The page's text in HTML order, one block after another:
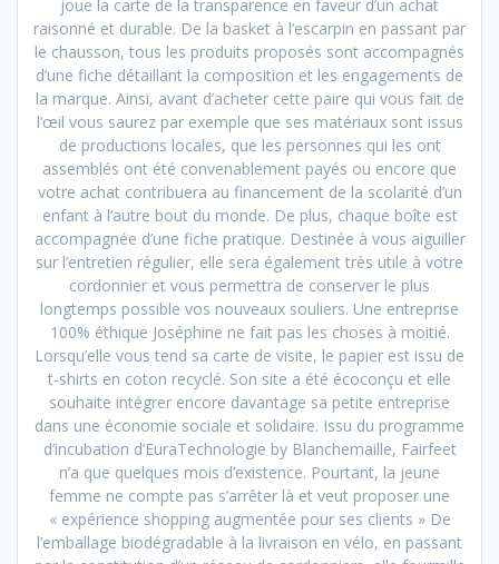
joue la carte de la transparence en faveur d’un achat
raisonné et durable. De la basket à l’escarpin en passant par
le chausson, tous les produits proposés sont accompagnés
d’une fiche détaillant la composition et les engagements de
la marque. Ainsi, avant d’acheter cette paire qui vous fait de
l’œil vous saurez par exemple que ses matériaux sont issus
de productions locales, que les personnes qui les ont
assemblés ont été convenablement payés ou encore que
votre achat contribuera au financement de la scolarité d’un
enfant à l’autre bout du monde. De plus, chaque boîte est
accompagnée d’une fiche pratique. Destinée à vous aiguiller
sur l’entretien régulier, elle sera également très utile à votre
cordonnier et vous permettra de conserver le plus
longtemps possible vos nouveaux souliers. Une entreprise
100% éthique Joséphine ne fait pas les choses à moitié.
Lorsqu’elle vous tend sa carte de visite, le papier est issu de
t-shirts en coton recyclé. Son site a été écoconçu et elle
souhaite intégrer encore davantage sa petite entreprise
dans une économie sociale et solidaire. Issu du programme
d’incubation d’EuraTechnologie by Blanchemaille, Fairfeet
n’a que quelques mois d’existence. Pourtant, la jeune
femme ne compte pas s’arrêter là et veut proposer une
« expérience shopping augmentée pour ses clients » De
l’emballage biodégradable à la livraison en vélo, en passant